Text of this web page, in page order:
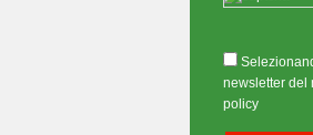
newsletter del
policy